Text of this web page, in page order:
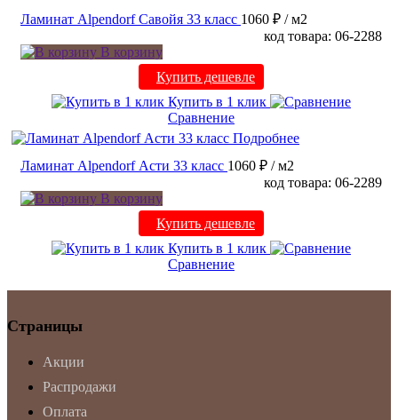
Ламинат Alpendorf Савойя 33 класс 1060 ₽ / м2
код товара: 06-2288
В корзину
Купить дешевле
Купить в 1 клик
Сравнение
Подробнее
Ламинат Alpendorf Асти 33 класс 1060 ₽ / м2
код товара: 06-2289
В корзину
Купить дешевле
Купить в 1 клик
Сравнение
Страницы
Акции
Распродажи
Оплата